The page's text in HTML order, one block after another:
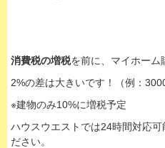
消費税の増税を前に、マイホーム
2%の差は大きいです！（例：
※建物のみ10%に増税予定
ハウスウエストでは24時間対応
ださい。